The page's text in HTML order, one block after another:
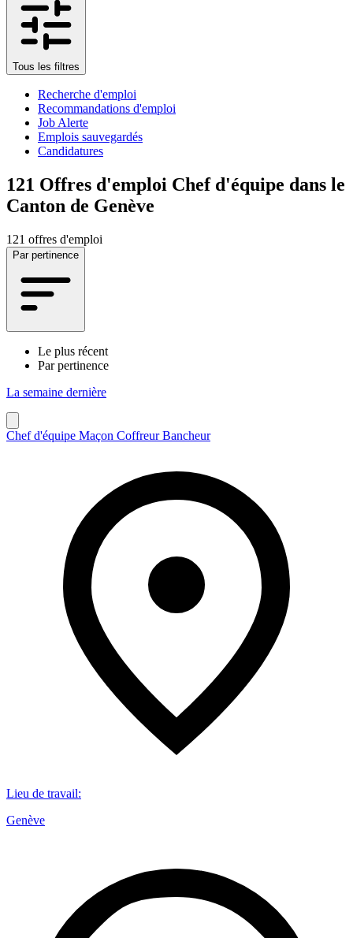
Tous les filtres
Recherche d'emploi
Recommandations d'emploi
Job Alerte
Emplois sauvegardés
Candidatures
121 Offres d'emploi Chef d'équipe dans le
Canton de Genève
121 offres d'emploi
Par pertinence
Le plus récent
Par pertinence
La semaine dernière
Chef d'équipe Maçon Coffreur Bancheur
Lieu de travail:
Genève